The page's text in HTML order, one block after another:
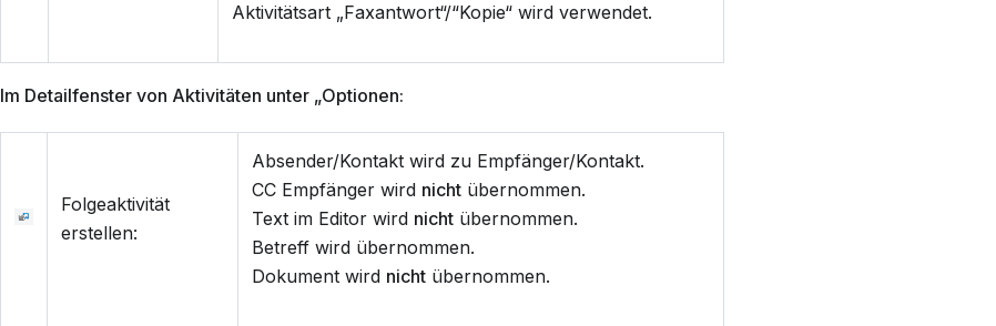
Aktivitätsart „Faxantwort“/“Kopie“ wird verwendet.
Im Detailfenster von Aktivitäten unter „Optionen:
Folgeaktivität
erstellen:
Absender/Kontakt wird zu Empfänger/Kontakt.
CC Empfänger wird nicht übernommen.
Text im Editor wird nicht übernommen.
Betreff wird übernommen.
Dokument wird nicht übernommen.